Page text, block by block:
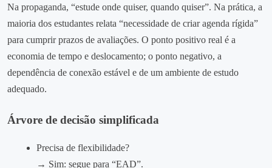
Na propaganda, “estude onde quiser, quando quiser”. Na prática, a
maioria dos estudantes relata “necessidade de criar agenda rígida”
para cumprir prazos de avaliações. O ponto positivo real é a
economia de tempo e deslocamento; o ponto negativo, a
dependência de conexão estável e de um ambiente de estudo
adequado.
Árvore de decisão simplificada
Precisa de flexibilidade?
→ Sim: segue para “EAD”.